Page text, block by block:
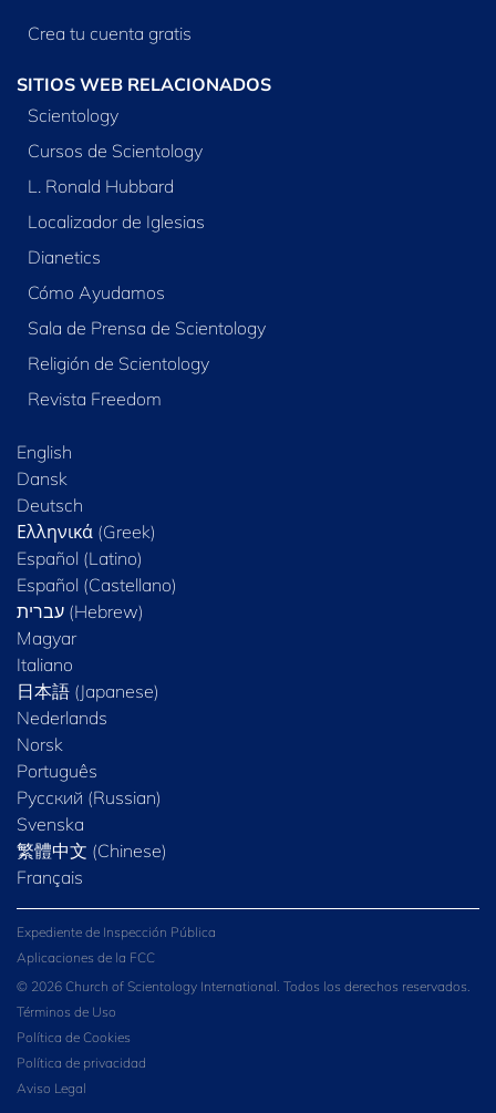
Crea tu cuenta gratis
SITIOS WEB RELACIONADOS
Scientology
Cursos de Scientology
L. Ronald Hubbard
Localizador de Iglesias
Dianetics
Cómo Ayudamos
Sala de Prensa de Scientology
Religión de Scientology
Revista Freedom
English
Dansk
Deutsch
Ελληνικά (Greek)
Español (Latino)
Español (Castellano)
Magyar
Italiano
日本語 (Japanese)
Nederlands
Norsk
Português
Русский (Russian)
Svenska
繁體中文 (Chinese)
Français
Expediente de Inspección Pública
Aplicaciones de la FCC
© 2026 Church of Scientology International. Todos los derechos reservados.
Términos de Uso
Política de Cookies
Política de privacidad
Aviso Legal